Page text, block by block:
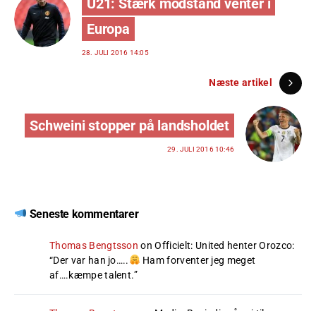
U21: Stærk modstand venter i
Europa
28. JULI 2016 14:05
Næste artikel
Schweini stopper på landsholdet
29. JULI 2016 10:46
Seneste kommentarer
Thomas Bengtsson onOfficielt: United henter Orozco:
“Der var han jo…..
Ham forventer jeg meget
af….kæmpe talent.”